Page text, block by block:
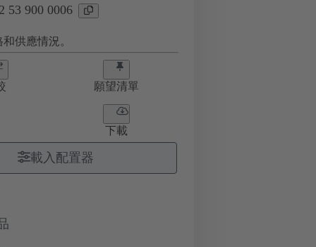
53 900 0006
供應情況。
願望清單
下載
載入配置器